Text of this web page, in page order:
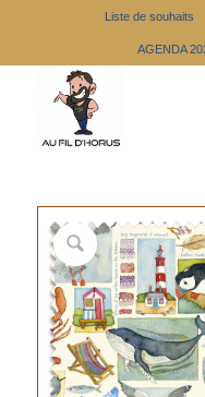
Liste de souhaits
AGENDA